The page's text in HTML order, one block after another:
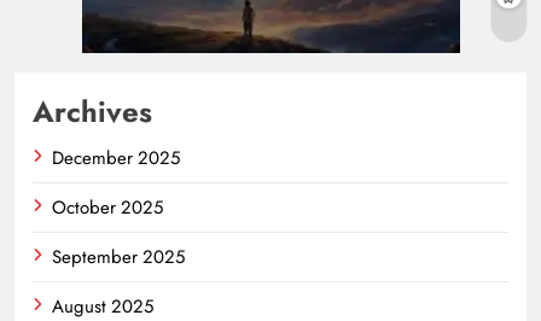
Archives
December 2025
October 2025
September 2025
August 2025